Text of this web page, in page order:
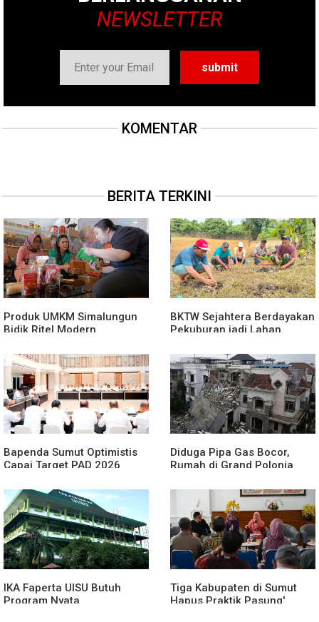
NEWSLETTER
KOMENTAR
BERITA TERKINI
Produk UMKM Simalungun
Bidik Ritel Modern
BKTW Sejahtera Berdayakan
Pekuburan jadi Lahan
Bapenda Sumut Optimistis
Capai Target PAD 2026
Diduga Pipa Gas Bocor,
Rumah di Grand Polonia
IKA Faperta UISU Butuh
Program Nyata
Tiga Kabupaten di Sumut
Hapus Praktik Pasung'